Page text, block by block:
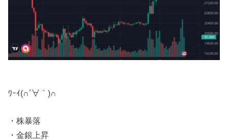
ﾜｰｲ(∩´∀｀)∩
・株暴落
・金銀上昇